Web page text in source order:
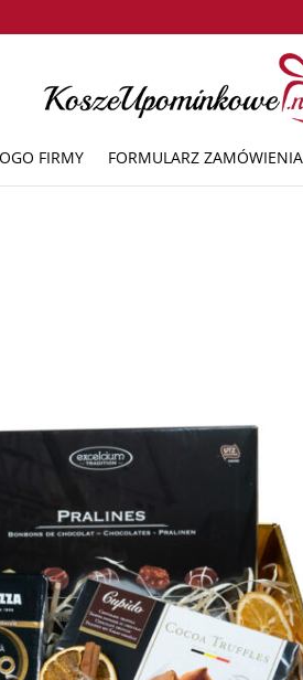
FIRMY FORMULARZ ZAMÓWIENIA